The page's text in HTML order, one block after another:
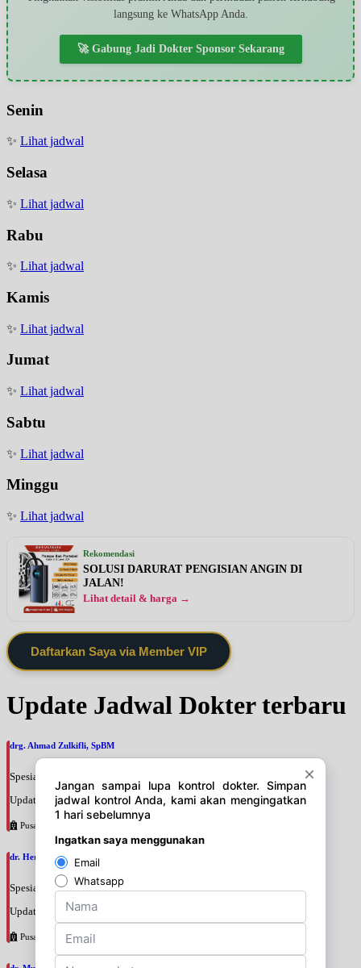
langsung ke WhatsApp Anda.
🚀 Gabung Jadi Dokter Sponsor Sekarang
Senin
✨ Lihat jadwal
Selasa
✨ Lihat jadwal
Rabu
✨ Lihat jadwal
Kamis
✨ Lihat jadwal
Jumat
✨ Lihat jadwal
Sabtu
✨ Lihat jadwal
Minggu
✨ Lihat jadwal
Rekomendasi
SOLUSI DARURAT PENGISIAN ANGIN DI
JALAN!
Lihat detail & harga →
Daftarkan Saya via Member VIP
Update Jadwal Dokter terbaru
drg. Ahmad Zulkifli, SpBM
Spesialis: Gigi
Update terakhir: 2026-08-06 12:42:05
Pusat Pertamina
dr. Hery Mardani, SpAn
Spesialis: Anestesi
Update terakhir: 2026-08-06 11:17:24
Pusat Pertamina